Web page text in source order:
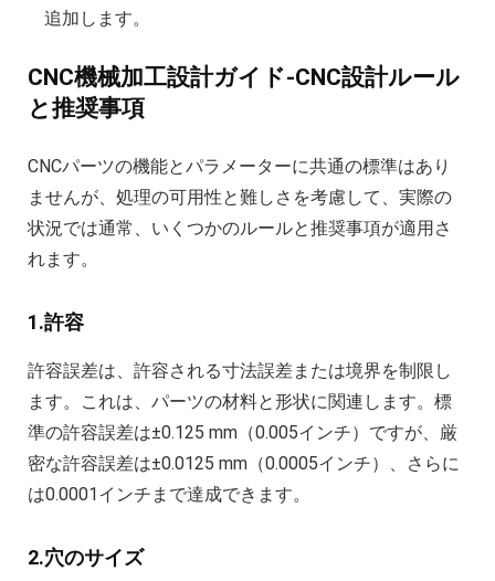
追加します。
CNC機械加工設計ガイド-CNC設計ルール
と推奨事項
CNCパーツの機能とパラメーターに共通の標準はあり
ませんが、処理の可用性と難しさを考慮して、実際の
状況では通常、いくつかのルールと推奨事項が適用さ
れます。
1.許容
許容誤差は、許容される寸法誤差または境界を制限し
ます。これは、パーツの材料と形状に関連します。標
準の許容誤差は±0.125 mm（0.005インチ）ですが、厳
密な許容誤差は±0.0125 mm（0.0005インチ）、さらに
は0.0001インチまで達成できます。
2.穴のサイズ